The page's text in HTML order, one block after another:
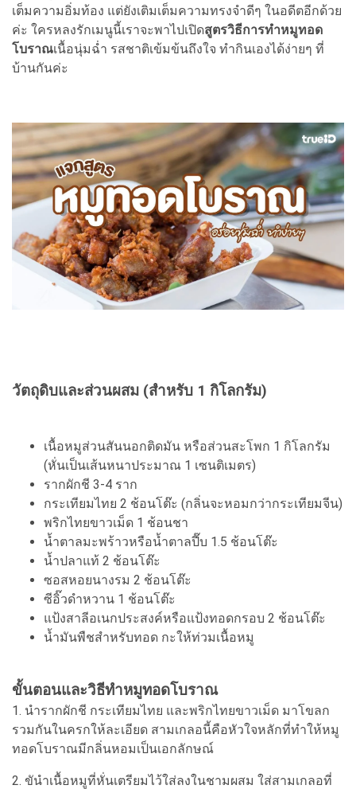
เต็มความอิ่มท้อง แต่ยังเติมเต็มความทรงจำดีๆ ในอดีตอีกด้วย
ค่ะ ใครหลงรักเมนูนี้เราจะพาไปเปิดสูตรวิธีการทำหมูทอด
โบราณเนื้อนุ่มฉ่ำ รสชาติเข้มข้นถึงใจ ทำกินเองได้ง่ายๆ ที่
บ้านกันค่ะ
วัตถุดิบและส่วนผสม (สำหรับ 1 กิโลกรัม)
เนื้อหมูส่วนสันนอกติดมัน หรือส่วนสะโพก 1 กิโลกรัม
(หั่นเป็นเส้นหนาประมาณ 1 เซนติเมตร)
รากผักชี 3-4 ราก
กระเทียมไทย 2 ช้อนโต๊ะ (กลิ่นจะหอมกว่ากระเทียมจีน)
พริกไทยขาวเม็ด 1 ช้อนชา
น้ำตาลมะพร้าวหรือน้ำตาลปี๊บ 1.5 ช้อนโต๊ะ
น้ำปลาแท้ 2 ช้อนโต๊ะ
ซอสหอยนางรม 2 ช้อนโต๊ะ
ซีอิ๊วดำหวาน 1 ช้อนโต๊ะ
แป้งสาลีอเนกประสงค์หรือแป้งทอดกรอบ 2 ช้อนโต๊ะ
น้ำมันพืชสำหรับทอด กะให้ท่วมเนื้อหมู
ขั้นตอนและวิธีทำหมูทอดโบราณ
1. นำรากผักชี กระเทียมไทย และพริกไทยขาวเม็ด มาโขลก
รวมกันในครกให้ละเอียด สามเกลอนี้คือหัวใจหลักที่ทำให้หมู
ทอดโบราณมีกลิ่นหอมเป็นเอกลักษณ์
2. ขันำเนื้อหมูที่หั่นเตรียมไว้ใส่ลงในชามผสม ใส่สามเกลอที่